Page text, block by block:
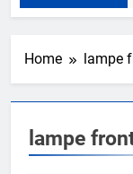
Home lampe
lampe